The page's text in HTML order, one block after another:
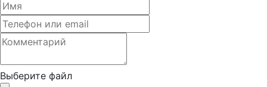
Выберите файл